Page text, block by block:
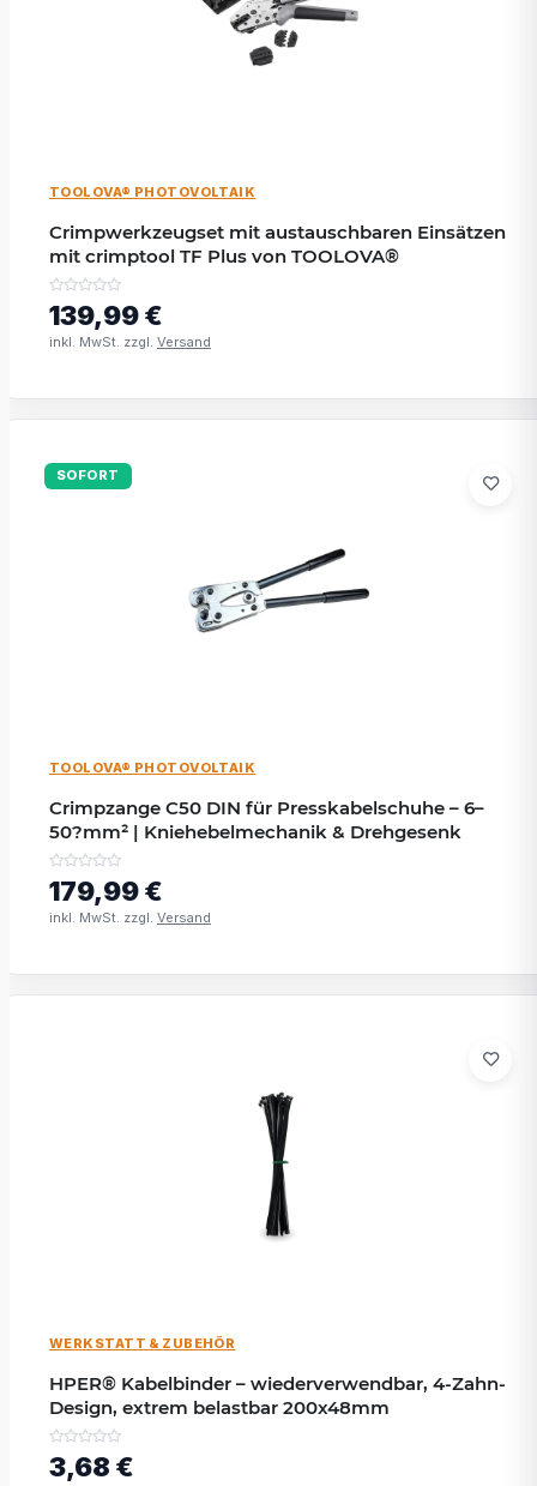
TOOLOVA® PHOTOVOLTAIK
Crimpwerkzeugset mit austauschbaren Einsätzen
mit crimptool TF Plus von TOOLOVA®
139,99 €
inkl. MwSt. zzgl. Versand
SOFORT
TOOLOVA® PHOTOVOLTAIK
Crimpzange C50 DIN für Presskabelschuhe – 6–
50?mm² | Kniehebelmechanik & Drehgesenk
179,99 €
inkl. MwSt. zzgl. Versand
WERKSTATT & ZUBEHÖR
HPER® Kabelbinder – wiederverwendbar, 4-Zahn-
Design, extrem belastbar 200x48mm
3,68 €